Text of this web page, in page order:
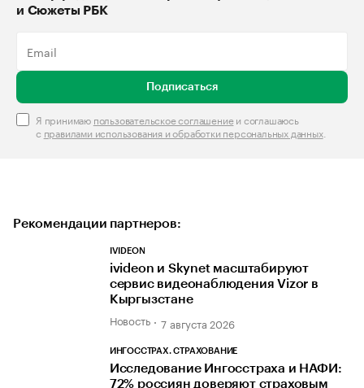
и Сюжеты РБК
Подписаться
Я принимаю пользовательское соглашениеи соглашаюсь
с правилами использования и обработки персональных данных.
Рекомендации партнеров:
IVIDEON
ivideon и Skynet масштабируют
сервис видеонаблюдения Vizor в
Кыргызстане
Новость 7 августа 2026
ИНГОССТРАХ. СТРАХОВАНИЕ
Исследование Ингосстраха и НАФИ:
72% россиян доверяют страховым